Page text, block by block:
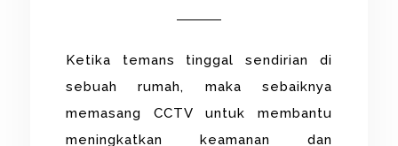
Ketika temans tinggal sendirian di
sebuah rumah, maka sebaiknya
memasang CCTV untuk membantu
meningkatkan keamanan dan